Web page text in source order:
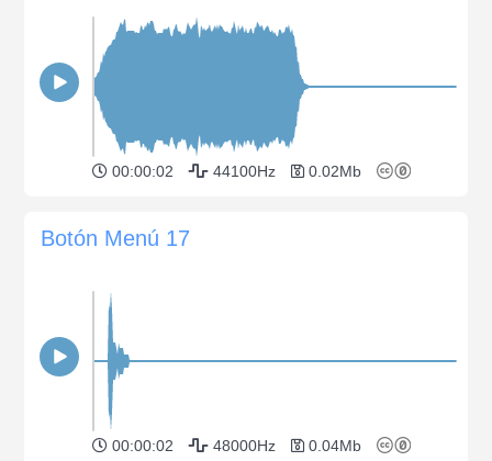
00:00:02 44100Hz 0.02Mb
Botón Menú 17
00:00:02 48000Hz 0.04Mb